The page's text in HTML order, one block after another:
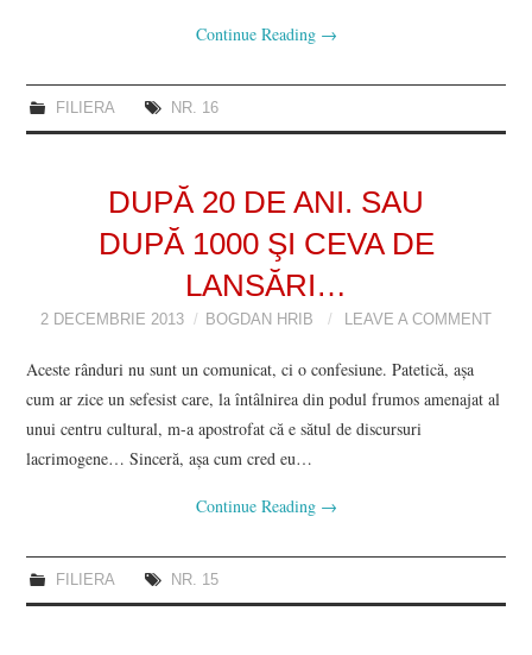
Continue Reading →
FILIERA NR. 16
DUPĂ 20 DE ANI. SAU
DUPĂ 1000 ŞI CEVA DE
LANSĂRI…
2 DECEMBRIE 2013 BOGDAN HRIB LEAVE A COMMENT
Aceste rânduri nu sunt un comunicat, ci o confesiune. Patetică, aşa
cum ar zice un sefesist care, la întâlnirea din podul frumos amenajat al
unui centru cultural, m-a apostrofat că e sătul de discursuri
lacrimogene… Sinceră, aşa cum cred eu…
Continue Reading →
FILIERA NR. 15